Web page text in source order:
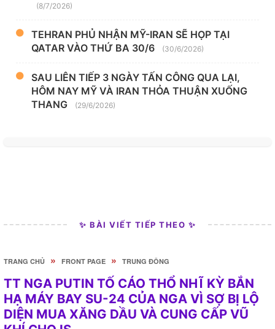
(8/7/2026)
TEHRAN PHỦ NHẬN MỸ-IRAN SẼ HỌP TẠI
QATAR VÀO THỨ BA 30/6
(30/6/2026)
SAU LIÊN TIẾP 3 NGÀY TẤN CÔNG QUA LẠI,
HÔM NAY MỸ VÀ IRAN THỎA THUẬN XUỐNG
THANG
(29/6/2026)
✨ BÀI VIẾT TIẾP THEO ✨
TRANG CHỦ » FRONT PAGE » TRUNG ĐÔNG
TT NGA PUTIN TỐ CÁO THỔ NHĨ KỲ BẮN
HẠ MÁY BAY SU-24 CỦA NGA VÌ SỢ BỊ LỘ
DIỆN MUA XĂNG DẦU VÀ CUNG CẤP VŨ